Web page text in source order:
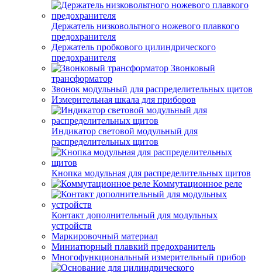
Держатель низковольтного ножевого плавкого
предохранителя
Держатель пробкового цилиндрического
предохранителя
Звонковый
трансформатор
Звонок модульный для распределительных щитов
Измерительная шкала для приборов
Индикатор световой модульный для
распределительных щитов
Кнопка модульная для распределительных щитов
Коммутационное реле
Контакт дополнительный для модульных
устройств
Маркировочный материал
Миниатюрный плавкий предохранитель
Многофункциональный измерительный прибор